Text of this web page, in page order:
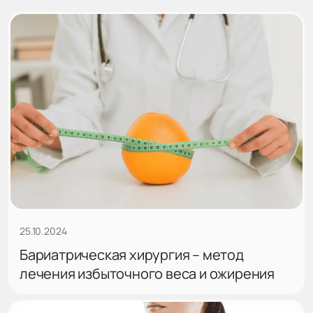
25.10.2024
Бариатрическая хирургия – метод
лечения избыточного веса и ожирения